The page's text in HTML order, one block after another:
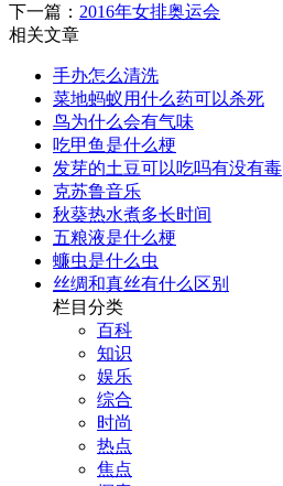
下一篇： 2016年女排奥运会
相关文章
手办怎么清洗
菜地蚂蚁用什么药可以杀死
鸟为什么会有气味
吃甲鱼是什么梗
发芽的土豆可以吃吗有没有毒
克苏鲁音乐
秋葵热水煮多长时间
五粮液是什么梗
蠊虫是什么虫
丝绸和真丝有什么区别
栏目分类
百科
知识
娱乐
综合
时尚
热点
焦点